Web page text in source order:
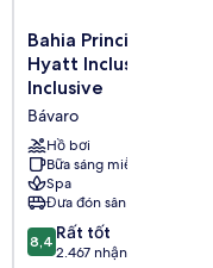
Bahia
Principe
Explore
Legend
-
Hyatt
Inclusive
Collection
-
All
Inclusive
Bahia Principe
Hyatt Inclusive
Inclusive
Bávaro
Hồ bơi
Bữa sáng miễn phí
Spa
Đưa đón sân bay
8.4
trên
8,4 Rất tốt
2.467 nhận xét